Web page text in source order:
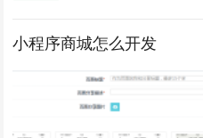
小程序商城怎么开发